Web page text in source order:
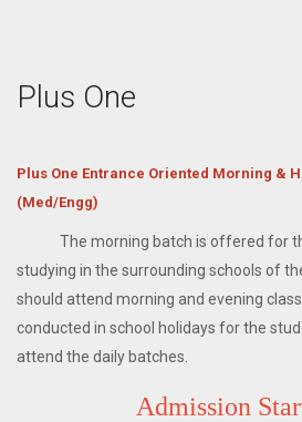
Plus One
Plus One Entrance Oriented Morning &
(Med/Engg)
The morning batch is offered for
studying in the surrounding schools of
should attend morning and evening
conducted in school holidays for the
attend the daily batches.
Admission